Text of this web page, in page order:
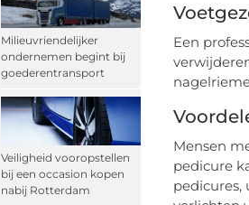
Milieuvriendelijker
ondernemen begint bij
goederentransport
Veiligheid vooropstellen
bij een occasion kopen
nabij Rotterdam
Een
Mensen
pedicure
pedicures,